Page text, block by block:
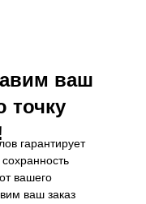
ваш
точку
гарантирует
вашего
ваш заказ